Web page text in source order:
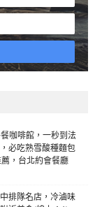
咖啡館，一秒到法
必吃熟雪酸種麵包
，台北約會餐廳
排隊名店，冷滷味